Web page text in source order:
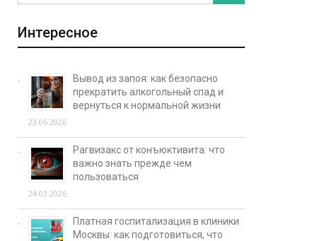
Интересное
Вывод из запоя: как безопасно
прекратить алкогольный спад и
вернуться к нормальной жизни
23.06.2026
Рагвизакс от конъюктивита: что
важно знать прежде чем
пользоваться
24.03.2026
Платная госпитализация в клиники
Москвы: как подготовиться, что